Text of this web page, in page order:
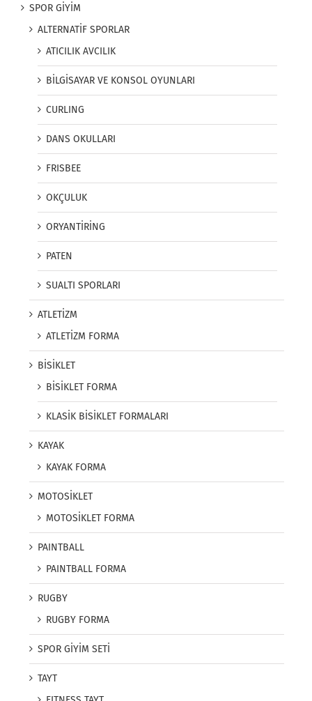
SPOR GİYİM
ALTERNATİF SPORLAR
ATICILIK AVCILIK
BİLGİSAYAR VE KONSOL OYUNLARI
CURLING
DANS OKULLARI
FRISBEE
OKÇULUK
ORYANTİRİNG
PATEN
SUALTI SPORLARI
ATLETİZM
ATLETİZM FORMA
BİSİKLET
BİSİKLET FORMA
KLASİK BİSİKLET FORMALARI
KAYAK
KAYAK FORMA
MOTOSİKLET
MOTOSİKLET FORMA
PAINTBALL
PAINTBALL FORMA
RUGBY
RUGBY FORMA
SPOR GİYİM SETİ
TAYT